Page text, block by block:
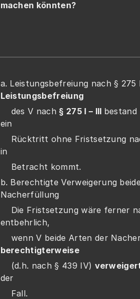
machen könnten?
Leistungsbefreiung
    des V nach
§ 275 I – III bestand
ein
in
    Betracht kommt.
b. Berechtigte Verweigerung
Nacherfüllung
Die Fristsetzung wäre ferner
entbehrlich,
berechtigterweise
    (d.h. nach § 439 IV)
der
    Fall.